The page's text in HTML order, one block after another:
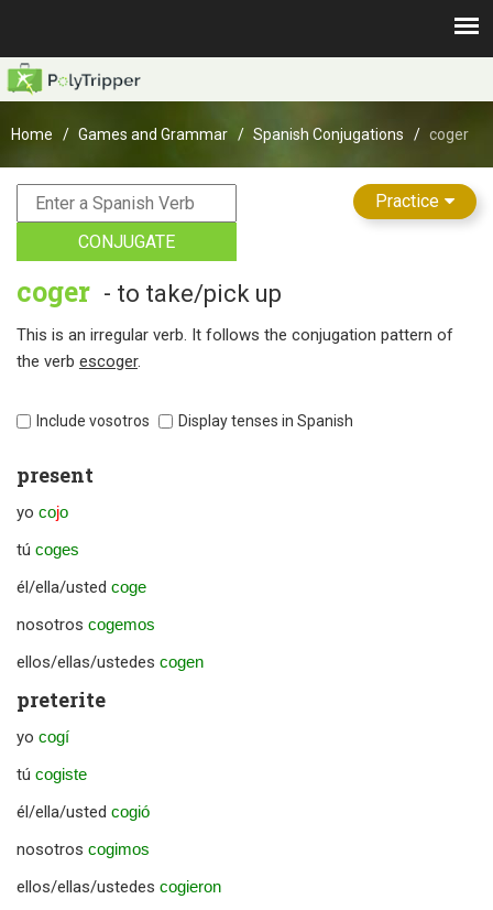
Home Games and Grammar Spanish Conjugations coger
Practice
CONJUGATE
coger - to take/pick up
This is an irregular verb. It follows the conjugation pattern of
the verb escoger.
Include vosotros Display tenses in Spanish
present
yo cojo
tú coges
él/ella/usted coge
nosotros cogemos
ellos/ellas/ustedes cogen
preterite
yo cogí
tú cogiste
él/ella/usted cogió
nosotros cogimos
ellos/ellas/ustedes cogieron